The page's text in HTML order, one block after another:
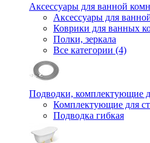
Аксессуары для ванной
Аксессуары для
Коврики для ванных
Полки, зеркала
Все категории (4)
Подводки, комплектующие
Комплектующие для
Подводка гибкая